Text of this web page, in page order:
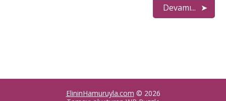
Devamı...
ElininHamuruyla.com © 2026